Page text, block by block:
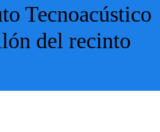
Tecnoacústico
del recinto